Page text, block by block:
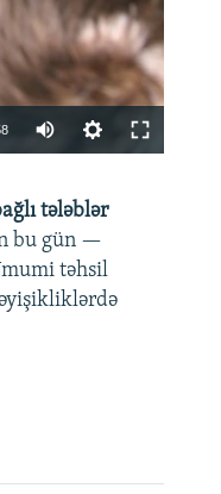
360p
480p
720p
tələblər
bu gün —
təhsil